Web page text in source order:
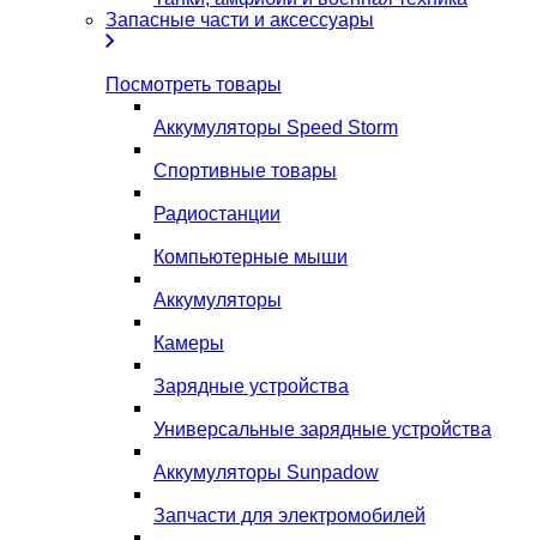
Запасные части и аксессуары
Посмотреть товары
Аккумуляторы Speed Storm
Спортивные товары
Радиостанции
Компьютерные мыши
Аккумуляторы
Камеры
Зарядные устройства
Универсальные зарядные устройства
Аккумуляторы Sunpadow
Запчасти для электромобилей